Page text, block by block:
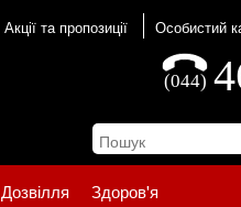
Акції та пропозиції Особистий
(044)
Дозвілля Здоров'я